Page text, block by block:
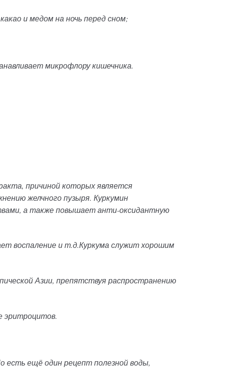
и медом на ночь перед сном;
микрофлору кишечника.
причиной которых является
желчного пузыря. Куркумин
а также повышает анти-оксидантную
воспаление и т.д.Куркума служит хорошим
Азии, препятствуя распространению
эритроцитов.
ещё один рецепт полезной воды,